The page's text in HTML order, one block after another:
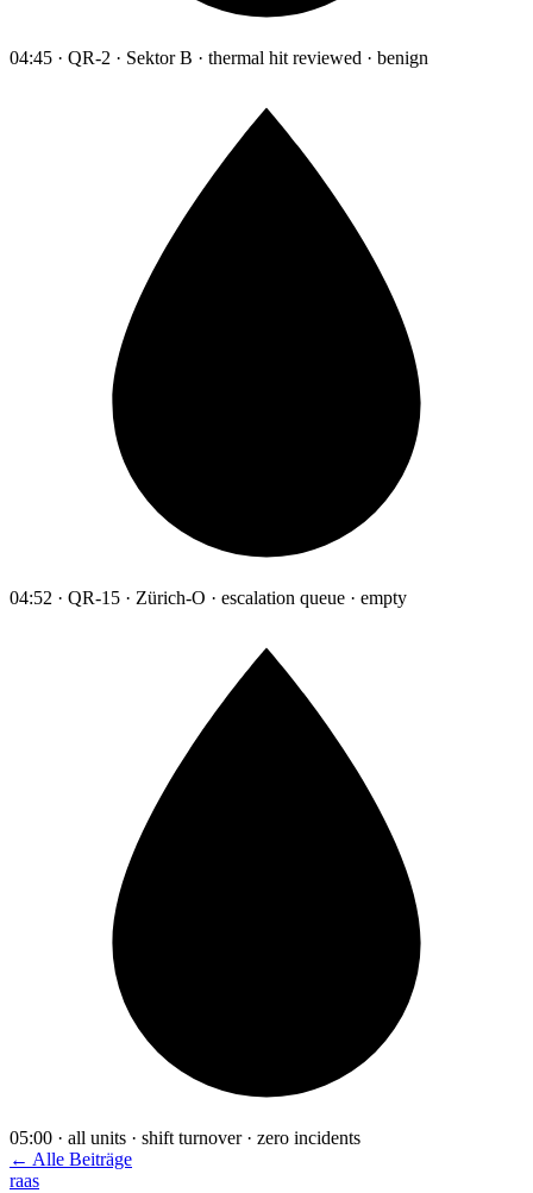
04:45 · QR-2 · Sektor B · thermal hit reviewed · benign
04:52 · QR-15 · Zürich-O · escalation queue · empty
05:00 · all units · shift turnover · zero incidents
← Alle Beiträge
raas